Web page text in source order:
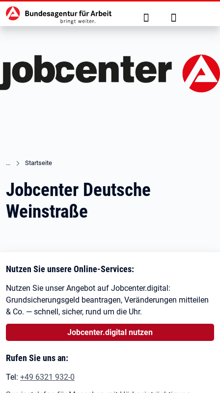
zu den Hauptinhalten springen
Hauptnavigation Suche Anmelden
Startseite
Jobcenter Deutsche
Weinstraße
Nutzen Sie unsere Online-Services:
Nutzen Sie unser Angebot auf Jobcenter.digital:
Grundsicherungsgeld beantragen, Veränderungen mitteilen
& Co. — schnell, sicher, rund um die Uhr.
Jobcenter.digital nutzen
Rufen Sie uns an:
Tel: +49 6321 932-0